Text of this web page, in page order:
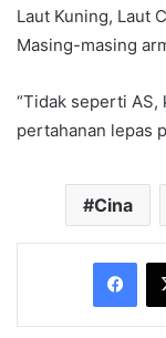
Laut Kuning, Laut
Masing-masing
“Tidak seperti AS,
pertahanan lepas
Cina